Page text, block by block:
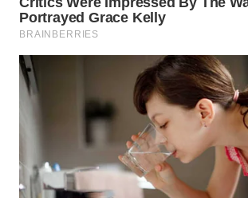
WAHANA
WAHANA
PERSONA